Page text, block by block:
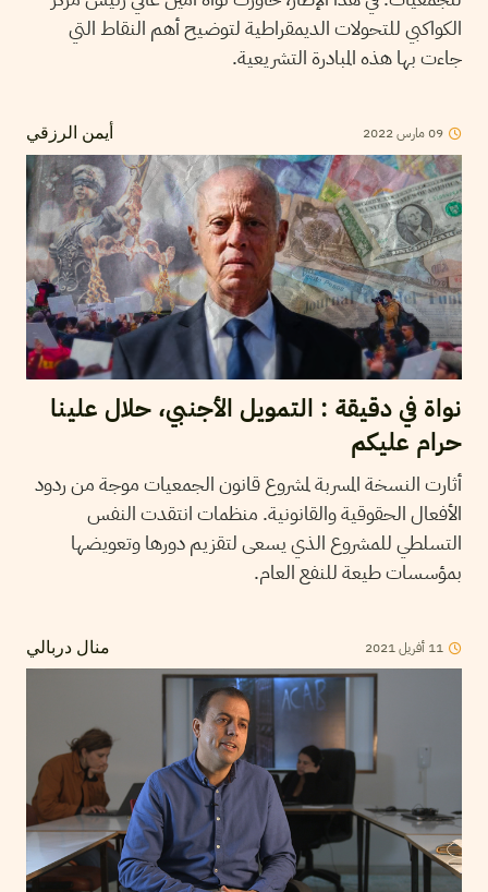
الكواكبي للتحولات الديمقراطية لتوضيح أهم النقاط التي
جاءت بها هذه المبادرة التشريعية.
أيمن الرزقي 09مارس2022
نواة في دقيقة : التمويل الأجنبي، حلال علينا
حرام عليكم
أثارت النسخة المسربة لمشروع قانون الجمعيات موجة من ردود
الأفعال الحقوقية والقانونية. منظمات انتقدت النفس
التسلطي للمشروع الذي يسعى لتقزيم دورها وتعويضها
بمؤسسات طيعة للنفع العام.
منال دربالي 11 أفريل2021